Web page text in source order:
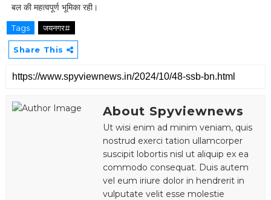
बल की महत्वपूर्ण भूमिका रही।
Tags जयनगर#
Share This
About Spyviewnews
Ut wisi enim ad minim veniam, quis
nostrud exerci tation ullamcorper
suscipit lobortis nisl ut aliquip ex ea
commodo consequat. Duis autem
vel eum iriure dolor in hendrerit in
vulputate velit esse molestie